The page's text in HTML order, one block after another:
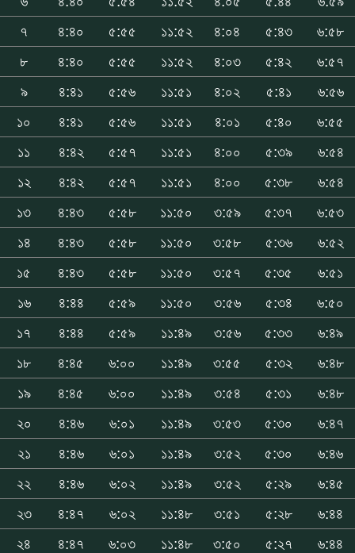
৭
৪:৪০ ৫:৫৫ ১১:৫২ ৪:০৪ ৫:৪৩
৬:৫৮
৮
৪:৪০ ৫:৫৫ ১১:৫২ ৪:০৩ ৫:৪২
৬:৫৭
৯
৪:৪১ ৫:৫৬ ১১:৫১ ৪:০২ ৫:৪১
৬:৫৬
১০
৪:৪১ ৫:৫৬ ১১:৫১ ৪:০১ ৫:৪০
৬:৫৫
১১
৪:৪২ ৫:৫৭ ১১:৫১ ৪:০০ ৫:৩৯
৬:৫৪
১২
৪:৪২ ৫:৫৭ ১১:৫১ ৪:০০ ৫:৩৮
৬:৫৪
১৩
৪:৪৩ ৫:৫৮ ১১:৫০ ৩:৫৯ ৫:৩৭
৬:৫৩
১৪
৪:৪৩ ৫:৫৮ ১১:৫০ ৩:৫৮ ৫:৩৬
৬:৫২
১৫
৪:৪৩ ৫:৫৮ ১১:৫০ ৩:৫৭ ৫:৩৫
৬:৫১
১৬
৪:৪৪ ৫:৫৯ ১১:৫০ ৩:৫৬ ৫:৩৪
৬:৫০
১৭
৪:৪৪ ৫:৫৯ ১১:৪৯ ৩:৫৬ ৫:৩৩
৬:৪৯
১৮
৪:৪৫ ৬:০০ ১১:৪৯ ৩:৫৫ ৫:৩২
৬:৪৮
১৯
৪:৪৫ ৬:০০ ১১:৪৯ ৩:৫৪ ৫:৩১
৬:৪৮
২০
৪:৪৬ ৬:০১ ১১:৪৯ ৩:৫৩ ৫:৩০
৬:৪৭
২১
৪:৪৬ ৬:০১ ১১:৪৯ ৩:৫২ ৫:৩০
৬:৪৬
২২
৪:৪৬ ৬:০২ ১১:৪৯ ৩:৫২ ৫:২৯
৬:৪৫
২৩
৪:৪৭ ৬:০২ ১১:৪৮ ৩:৫১ ৫:২৮
৬:৪৪
২৪
৪:৪৭ ৬:০৩ ১১:৪৮ ৩:৫০ ৫:২৭
৬:৪৪